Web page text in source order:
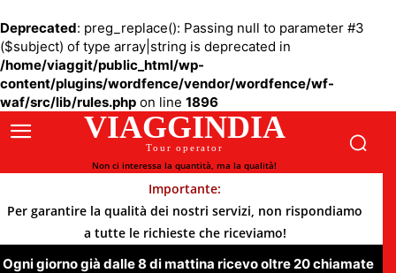
Deprecated: preg_replace(): Passing null to parameter #3
($subject) of type array|string is deprecated in
/home/viaggit/public_html/wp-
content/plugins/wordfence/vendor/wordfence/wf-
waf/src/lib/rules.php on line 1896
VIAGGINDIA
Tour operator
Non ci interessa la quantità, ma la qualità!
Importante:
Per garantire la qualità dei nostri servizi, non rispondiamo
a tutte le richieste che riceviamo!
Ogni giorno già dalle 8 di mattina ricevo oltre 20 chiamate